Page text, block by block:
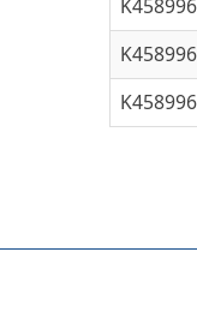
新公网安备
路1号